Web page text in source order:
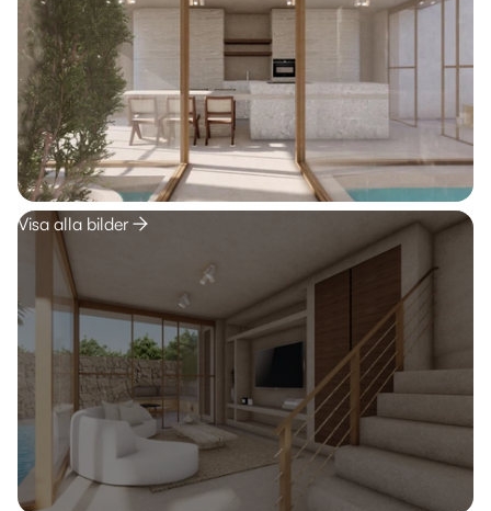
Visa alla bilder